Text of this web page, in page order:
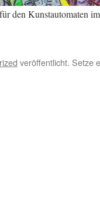
den Kunstautomaten
veröffentlicht. Setze